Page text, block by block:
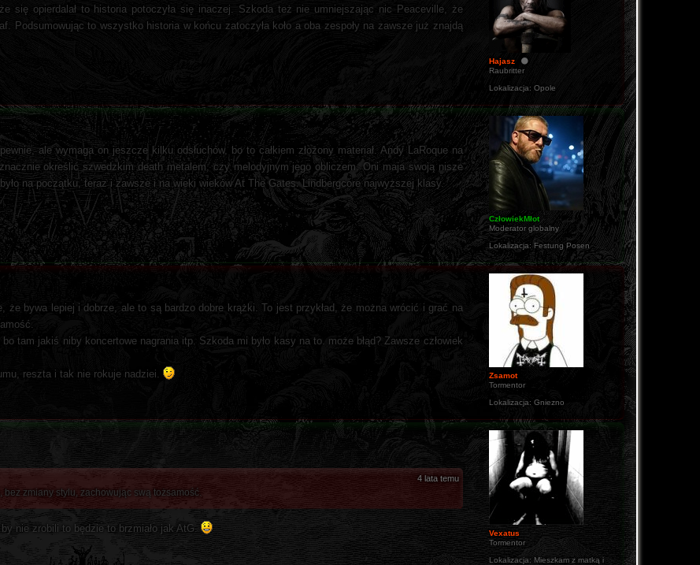
Hajasz
Raubritter
Lokalizacja: Opole
się opierdalał to historia potoczyła się inaczej. Szkoda też nie umniejszając nic Peaceville, że
Podsumowując to wszystko historia w końcu zatoczyła koło a oba zespoły na zawsze już znajdą
CzłowiekMłot
Moderator globalny
Lokalizacja: Festung Posen
ale wymaga on jeszcze kilku odsłuchów, bo to całkiem złożony materiał. Andy LaRoque na
określić szwedzkim death metalem, czy melodyjnym jego obliczem. Oni maja swoją nisze
na początku, teraz i zawsze i na wieki wieków At The Gates. Lindbergcore najwyższej klasy.
Zsamot
Tormentor
Lokalizacja: Gniezno
bywa lepiej i dobrze, ale to są bardzo dobre krążki. To jest przykład, że można wrócić i grać na
tam jakiś niby koncertowe nagrania itp. Szkoda mi było kasy na to. może błąd? Zawsze człowiek
reszta i tak nie rokuje nadziei.
Vexatus
Tormentor
Lokalizacja: Mieszkam z matką i
4 lata temu
zmiany stylu, zachowując swą tożsamość.
nie zrobili to będzie to brzmiało jak AtG.